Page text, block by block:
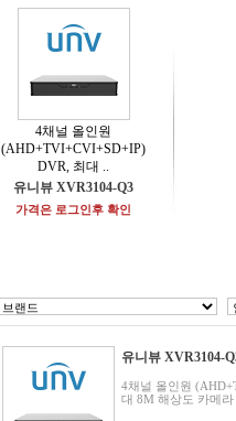
4채널 올인원
(AHD+TVI+CVI+SD+IP)
DVR, 최대 ..
유니뷰 XVR3104-Q3
가격은 로그인후 확인
유니뷰 XVR3104-
4채널 올인원
대 8M 해상도 카메